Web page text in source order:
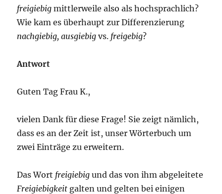
freigiebig mittlerweile also als hochsprachlich?
Wie kam es überhaupt zur Differenzierung
nachgiebig, ausgiebig vs. freigebig?
Antwort
Guten Tag Frau K.,
vielen Dank für diese Frage! Sie zeigt nämlich,
dass es an der Zeit ist, unser Wörterbuch um
zwei Einträge zu erweitern.
Das Wort freigiebig und das von ihm abgeleitete
Freigiebigkeit galten und gelten bei einigen